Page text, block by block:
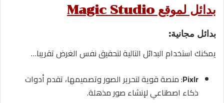
بدائل لموقع Magic Studio
بدائل مجانية:
يمكنك استخدام البدائل التالية لتحقيق نفس الغرض تقريبا…
Pixlr: منصة قوية لتحرير الصور وتصميمها، تقدم أدوات
ذكاء اصطناعي لإنشاء صور مذهلة.